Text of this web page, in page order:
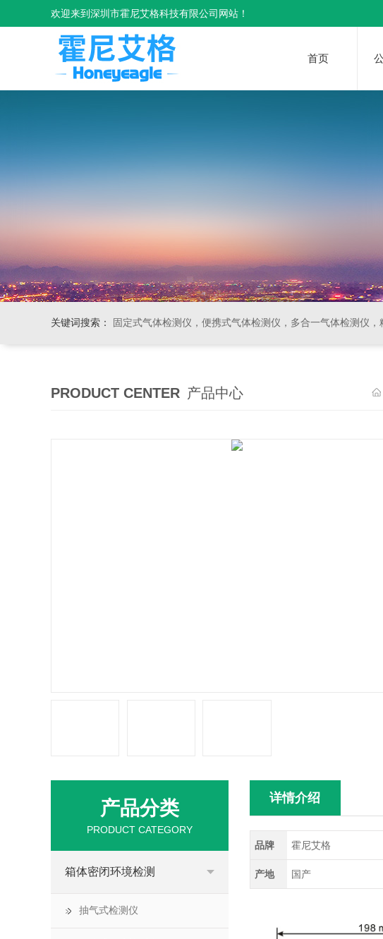
欢迎来到深圳市霍尼艾格科技有限公司网站！
首页
关键词搜索： 固定式气体检测仪，便携式气体检测仪，多合一气体检测仪，粉尘检测仪，空气质量检测系统，
PRODUCT CENTER 产品中心
详情介绍
品牌 霍尼艾格
产地 国产
产品分类
PRODUCT CATEGORY
箱体密闭环境检测
抽气式检测仪